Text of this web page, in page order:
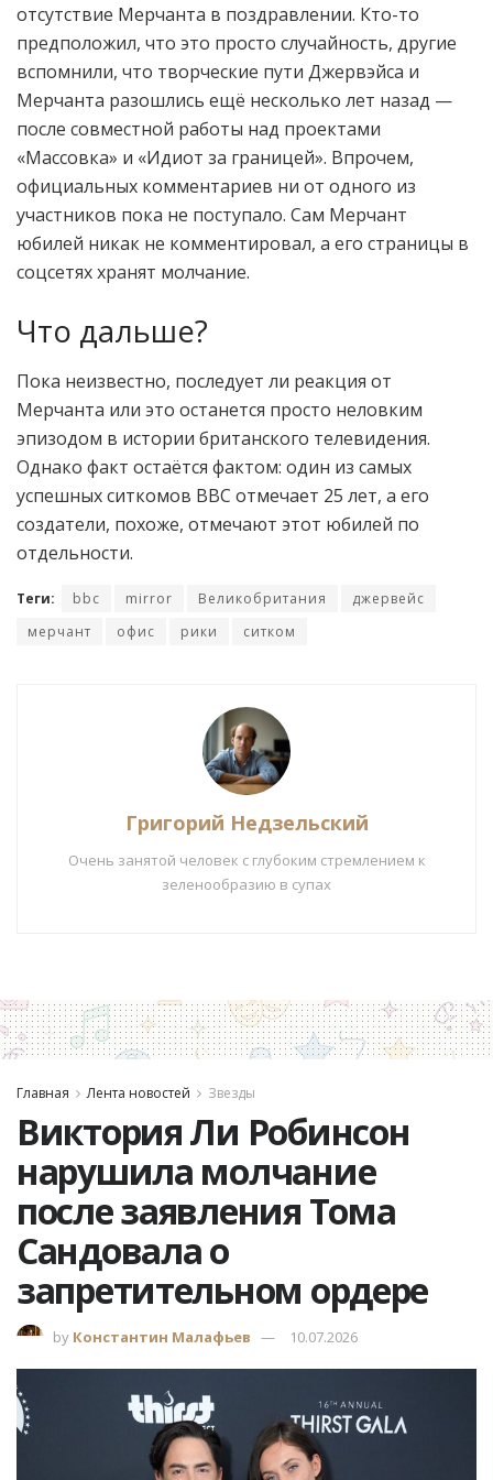
отсутствие Мерчанта в поздравлении. Кто-то
предположил, что это просто случайность, другие
вспомнили, что творческие пути Джервэйса и
Мерчанта разошлись ещё несколько лет назад —
после совместной работы над проектами
«Массовка» и «Идиот за границей». Впрочем,
официальных комментариев ни от одного из
участников пока не поступало. Сам Мерчант
юбилей никак не комментировал, а его страницы в
соцсетях хранят молчание.
Что дальше?
Пока неизвестно, последует ли реакция от
Мерчанта или это останется просто неловким
эпизодом в истории британского телевидения.
Однако факт остаётся фактом: один из самых
успешных ситкомов BBC отмечает 25 лет, а его
создатели, похоже, отмечают этот юбилей по
отдельности.
Теги: bbc mirror Великобритания
джервейс
мерчант
офис рики ситком
Григорий Недзельский
Очень занятой человек с глубоким стремлением к
зеленообразию в супах
Главная Лента новостей Звезды
Виктория Ли Робинсон
нарушила молчание
после заявления Тома
Сандовала о
запретительном ордере
by Константин Малафьев 10.07.2026